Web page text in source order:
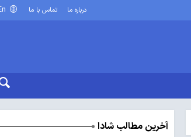
درباره ما تماس با ما
آخرین مطالب شادا